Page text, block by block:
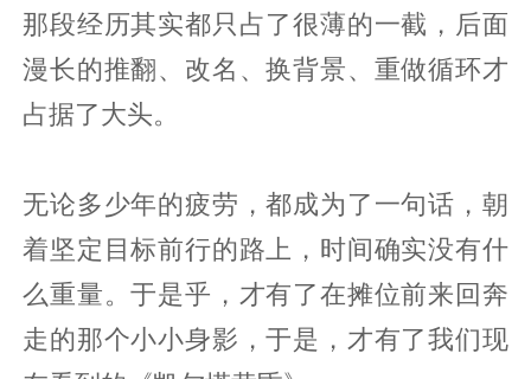
那段经历其实都只占了很薄的一截，后面
漫长的推翻、改名、换背景、重做循环才
占据了大头。
无论多少年的疲劳，都成为了一句话，朝
着坚定目标前行的路上，时间确实没有什
么重量。于是乎，才有了在摊位前来回奔
走的那个小小身影，于是，才有了我们现